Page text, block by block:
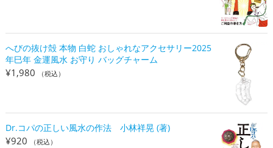
へびの抜け殻 本物 白蛇 おしゃれなアクセサリー2025
年巳年 金運風水 お守り バッグチャーム
¥1,980 （税込）
Dr.コパの正しい風水の作法 小林祥晃 (著)
¥920 （税込）